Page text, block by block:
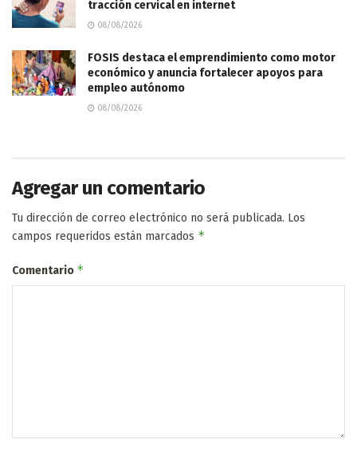
tracción cervical en internet
08/08/2026
FOSIS destaca el emprendimiento como motor
económico y anuncia fortalecer apoyos para
empleo autónomo
08/08/2026
Agregar un comentario
Tu dirección de correo electrónico no será publicada. Los
campos requeridos están marcados *
Comentario *